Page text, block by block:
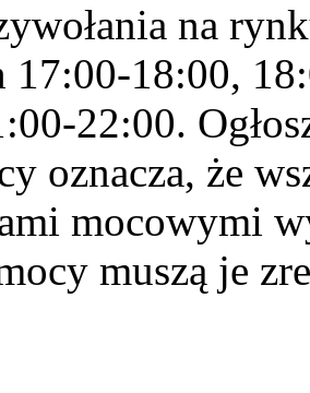
na
17:00-18:00,
22:00.
oznacza, że
mocowymi
muszą je